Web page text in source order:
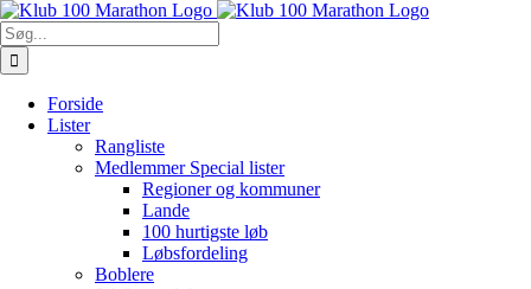
Skip
to
content
Søg
efter:
Forside
Lister
Rangliste
Medlemmer Special lister
Regioner og kommuner
Lande
100 hurtigste løb
Løbsfordeling
Boblere